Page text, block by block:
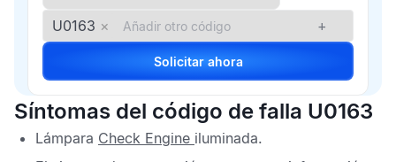
U0163 × +
Solicitar ahora
Síntomas del código de falla U0163
Lámpara Check Engine iluminada.